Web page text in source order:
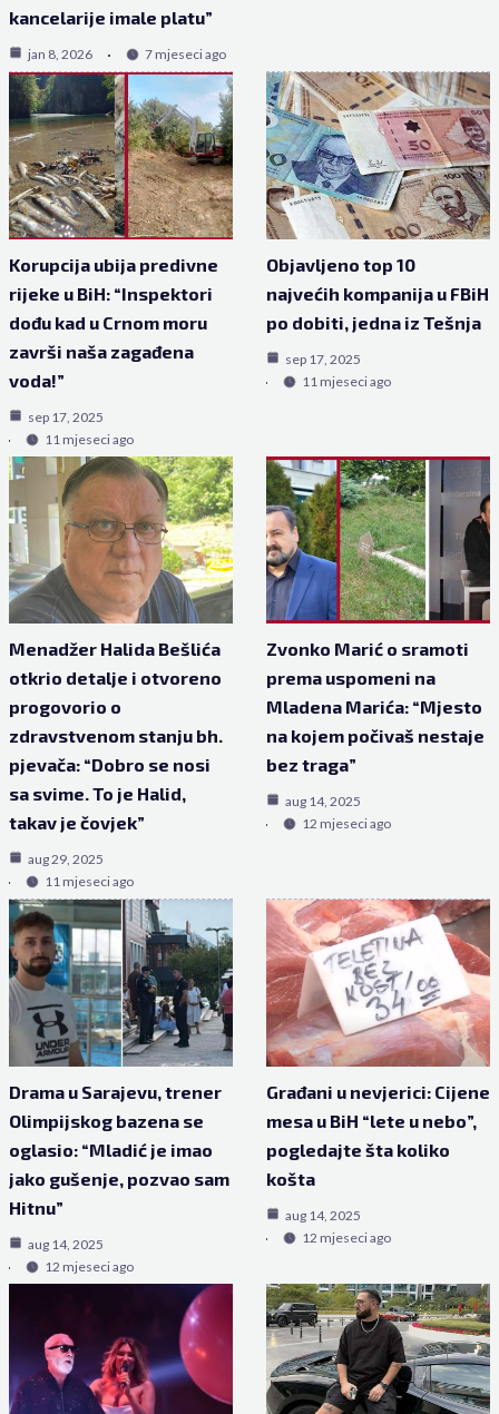
kancelarije imale platu”
jan 8, 2026 7 mjeseci ago
Korupcija ubija predivne
rijeke u BiH: “Inspektori
dođu kad u Crnom moru
završi naša zagađena
voda!”
sep 17, 2025
11 mjeseci ago
Objavljeno top 10
najvećih kompanija u FBiH
po dobiti, jedna iz Tešnja
sep 17, 2025
11 mjeseci ago
Menadžer Halida Bešlića
otkrio detalje i otvoreno
progovorio o
zdravstvenom stanju bh.
pjevača: “Dobro se nosi
sa svime. To je Halid,
takav je čovjek”
aug 29, 2025
11 mjeseci ago
Zvonko Marić o sramoti
prema uspomeni na
Mladena Marića: “Mjesto
na kojem počivaš nestaje
bez traga”
aug 14, 2025
12 mjeseci ago
Drama u Sarajevu, trener
Olimpijskog bazena se
oglasio: “Mladić je imao
jako gušenje, pozvao sam
Hitnu”
aug 14, 2025
12 mjeseci ago
Građani u nevjerici: Cijene
mesa u BiH “lete u nebo”,
pogledajte šta koliko
košta
aug 14, 2025
12 mjeseci ago